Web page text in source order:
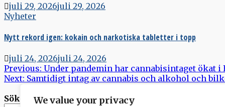
We value your privacy
juli 29, 2026juli 29, 2026
Nyheter
Nytt rekord igen: kokain och narkotiska tabletter i topp
juli 24, 2026juli 24, 2026
Inläggsnavigering
Previous: Under pandemin har cannabisintaget ökat i
Next: Samtidigt intag av cannabis och alkohol och
Sök